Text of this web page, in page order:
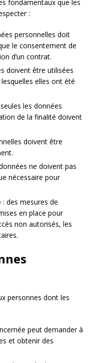
fondamentaux que les
:
personnelles doit
le consentement de
d’un contrat.
doivent être utilisées
elles ont été
les données
de la finalité doivent
doivent être
ne doivent pas
nécessaire pour
: des mesures de
en place pour
non autorisés, les
personnes dont les
peut demander à
et obtenir des